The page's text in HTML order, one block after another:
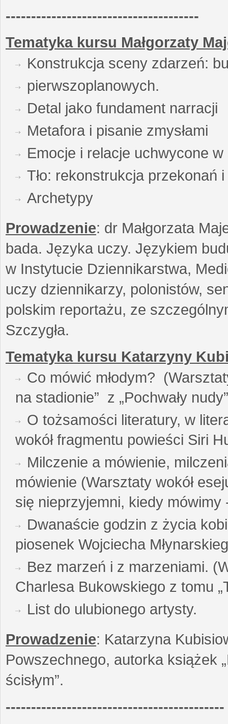
--------------------------------------
Tematyka kursu Małgorzaty
Konstrukcja sceny zdarzeń:
pierwszoplanowych.
Detal jako fundament narracji
Metafora i pisanie zmysłami
Emocje i relacje uchwycone
Tło: rekonstrukcja przekonań
Archetypy
Prowadzenie: dr Małgorzata
bada. Języka uczy. Językiem
w Instytucie Dziennikarstwa,
uczy dziennikarzy, polonistów,
polskim reportażu, ze
Szczygła.
Tematyka kursu Katarzyny
Co mówić młodym?
na stadionie” z „Pochwały
O tożsamości literatury, w
wokół fragmentu powieści Siri
Milczenie a mówienie,
mówienie (Warsztaty wokół
się nieprzyjemni, kiedy mówimy
Dwanaście godzin z życia
piosenek Wojciecha
Bez marzeń i z marzeniami.
Charlesa Bukowskiego z tomu
List do ulubionego artysty.
Prowadzenie: Katarzyna
Powszechnego, autorka książek
ścisłym”.
-------------------------------------------